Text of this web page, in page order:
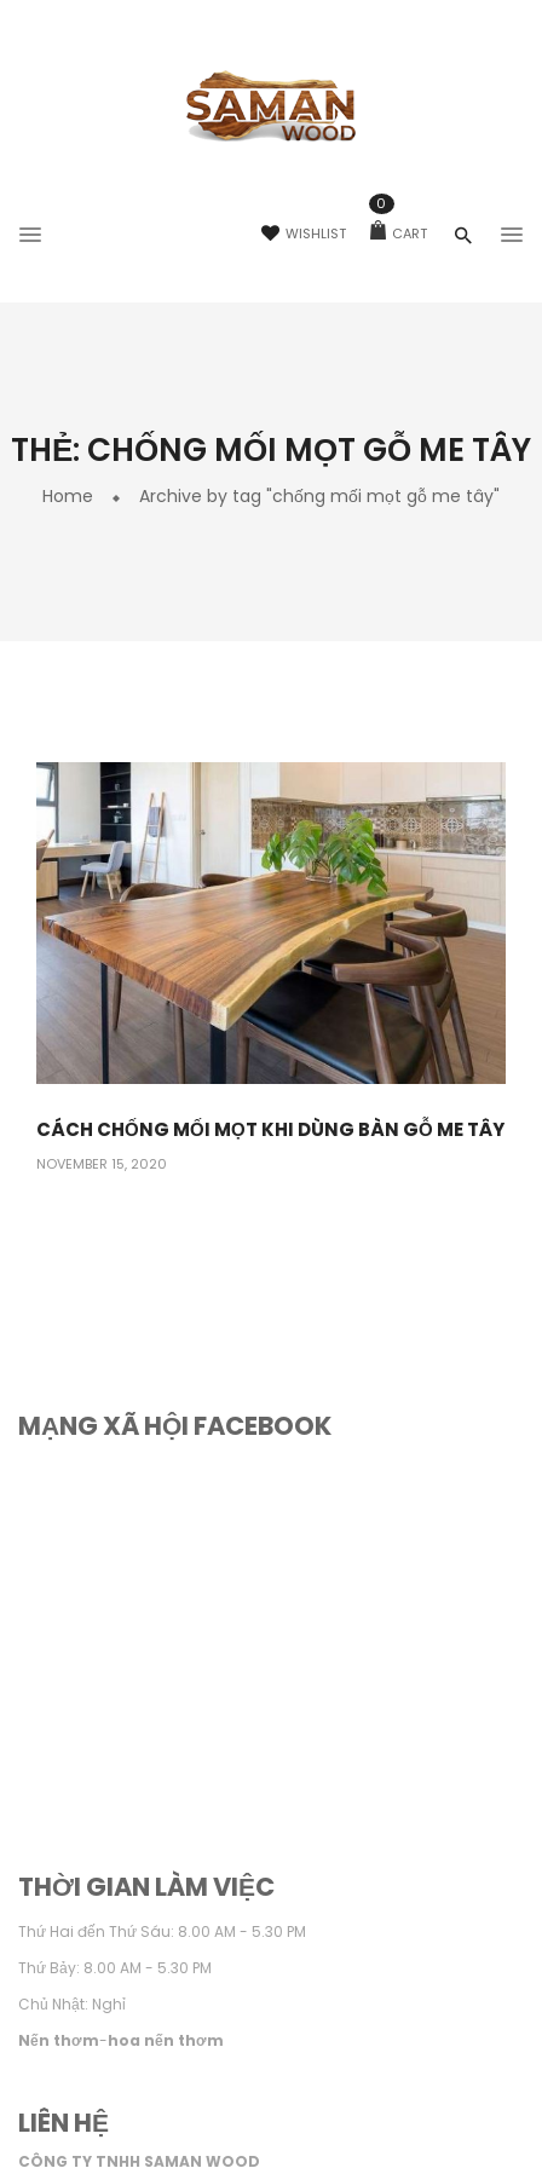
WISHLIST CART
0
THẺ: CHỐNG MỐI MỌT GỖ ME TÂY
Home Archive by tag "chống mối mọt gỗ me tây"
CÁCH CHỐNG MỐI MỌT KHI DÙNG BÀN GỖ ME TÂY
NOVEMBER 15, 2020
MẠNG XÃ HỘI FACEBOOK
THỜI GIAN LÀM VIỆC
Thứ Hai đến Thứ Sáu: 8.00 AM - 5.30 PM
Thứ Bảy: 8.00 AM - 5.30 PM
Chủ Nhật: Nghỉ
Nến thơm-hoa nến thơm
LIÊN HỆ
CÔNG TY TNHH SAMAN WOOD